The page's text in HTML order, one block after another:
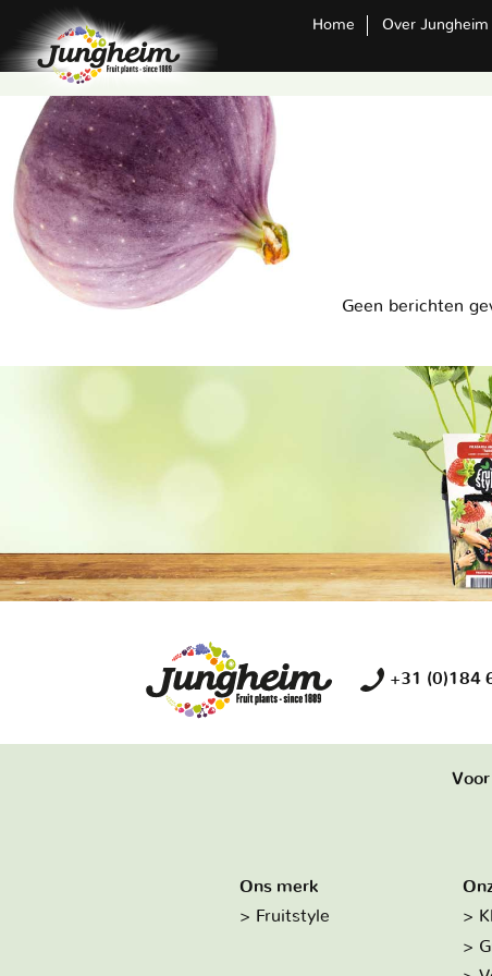
Home Over Jungheim
Geen berichten
+31 (0)184
Ons merk
Fruitstyle